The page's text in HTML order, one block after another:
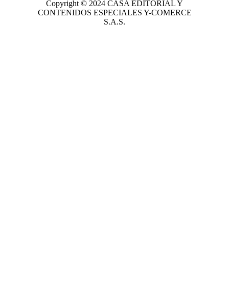
Copyright © 2024 CASA EDITORIALY
CONTENIDOS ESPECIALES Y-COMERCE
S.A.S.